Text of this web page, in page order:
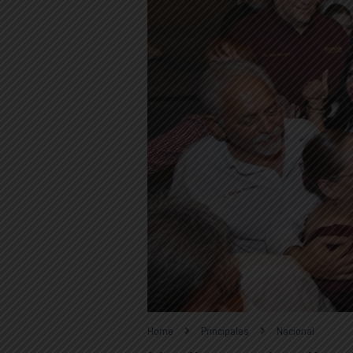
Home Principales Nacional